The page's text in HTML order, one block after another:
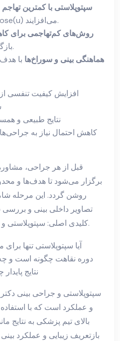
سپتوپلاستی با کمترین تهاجم
نازیبایی که به زیبایی nose(u) می‌افزایند.
روش‌های کم‌تهاجمی برای
بازگشت به فعالیت روزانه.
هماهنگی بینی و سوراخ‌ها با
افزایش کیفیت تنفسی
نتایج طبیعی و
کاهش احتمال نیاز به
قبل از هر جراحی،
برگزار می‌شود تا هدف‌ها و
روشن گردد. این مرحله
تصاویر داخلی بینی و
کلیدی اصلی: سپتوپلاستی و جراحی بینی دکتر بهزاد مهر.
آیا سپتوپلاستی تنها
دوره نقاهت چگونه است
نتایج
سپتوپلاستی و جراحی بینی دکتر
و عملکرد است که با
بالای تیم پزشکی به نتایج
بازتعریف زیبایی و عملکرد